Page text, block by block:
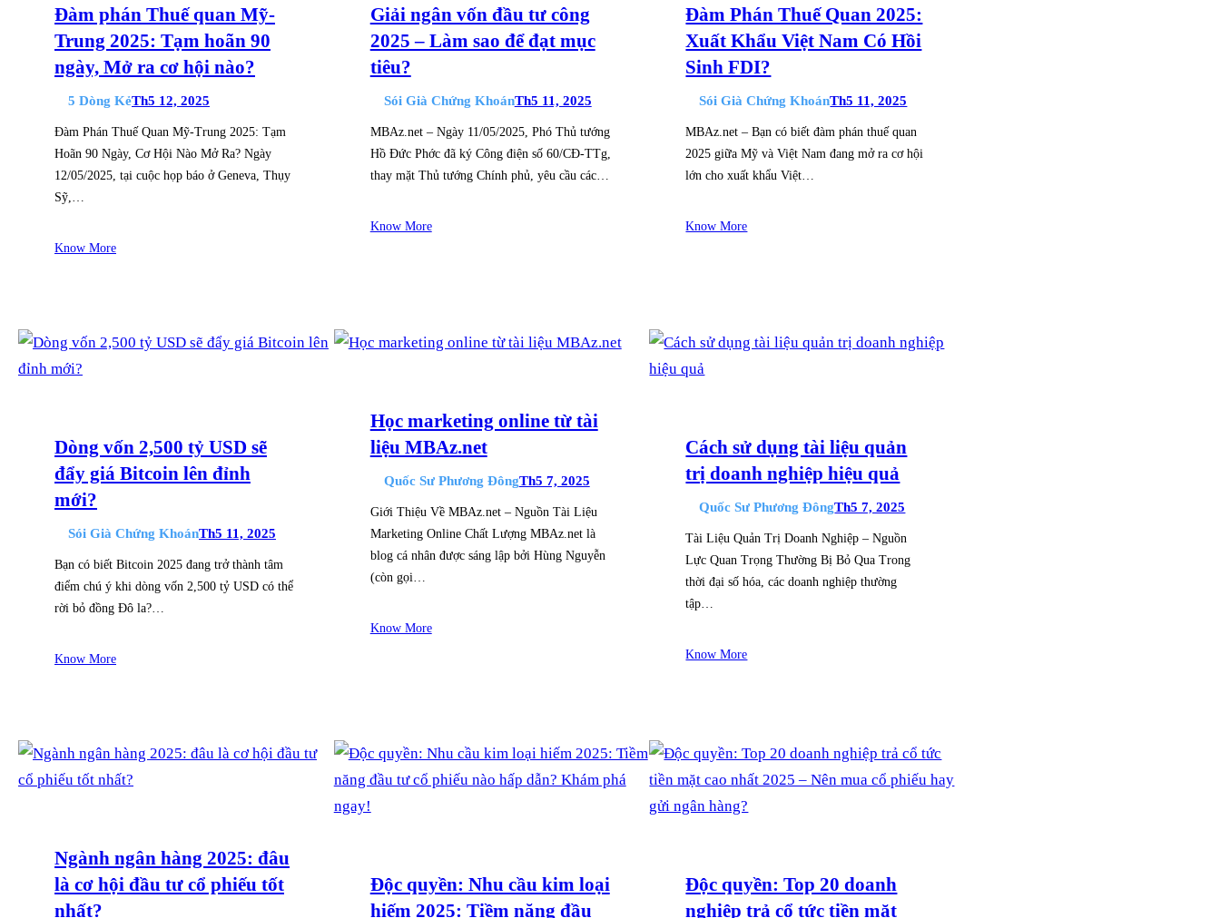
Đàm phán Thuế quan Mỹ-
Trung 2025: Tạm hoãn 90
ngày, Mở ra cơ hội nào?
5 Dòng KẻTh5 12, 2025
Đàm Phán Thuế Quan Mỹ-Trung 2025: Tạm
Hoãn 90 Ngày, Cơ Hội Nào Mở Ra? Ngày
12/05/2025, tại cuộc họp báo ở Geneva, Thụy
Sỹ,…
Know More
Giải ngân vốn đầu tư công
2025 – Làm sao để đạt mục
tiêu?
Sói Già Chứng KhoánTh5 11, 2025
MBAz.net – Ngày 11/05/2025, Phó Thủ tướng
Hồ Đức Phớc đã ký Công điện số 60/CĐ-TTg,
thay mặt Thủ tướng Chính phủ, yêu cầu các…
Know More
Đàm Phán Thuế Quan 2025:
Xuất Khẩu Việt Nam Có Hồi
Sinh FDI?
Sói Già Chứng KhoánTh5 11, 2025
MBAz.net – Bạn có biết đàm phán thuế quan
2025 giữa Mỹ và Việt Nam đang mở ra cơ hội
lớn cho xuất khẩu Việt…
Know More
Dòng vốn 2,500 tỷ USD sẽ
đẩy giá Bitcoin lên đỉnh
mới?
Sói Già Chứng KhoánTh5 11, 2025
Bạn có biết Bitcoin 2025 đang trở thành tâm
điểm chú ý khi dòng vốn 2,500 tỷ USD có thể
rời bỏ đồng Đô la?…
Know More
Học marketing online từ tài
liệu MBAz.net
Quốc Sư Phương ĐôngTh5 7, 2025
Giới Thiệu Về MBAz.net – Nguồn Tài Liệu
Marketing Online Chất Lượng MBAz.net là
blog cá nhân được sáng lập bởi Hùng Nguyễn
(còn gọi…
Know More
Cách sử dụng tài liệu quản
trị doanh nghiệp hiệu quả
Quốc Sư Phương ĐôngTh5 7, 2025
Tài Liệu Quản Trị Doanh Nghiệp – Nguồn
Lực Quan Trọng Thường Bị Bỏ Qua Trong
thời đại số hóa, các doanh nghiệp thường
tập…
Know More
Ngành ngân hàng 2025: đâu
là cơ hội đầu tư cổ phiếu tốt
nhất?
Độc quyền: Nhu cầu kim loại
hiếm 2025: Tiềm năng đầu
Độc quyền: Top 20 doanh
nghiệp trả cổ tức tiền mặt